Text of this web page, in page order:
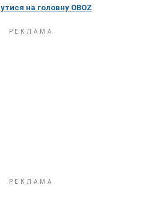
на головну OBOZ